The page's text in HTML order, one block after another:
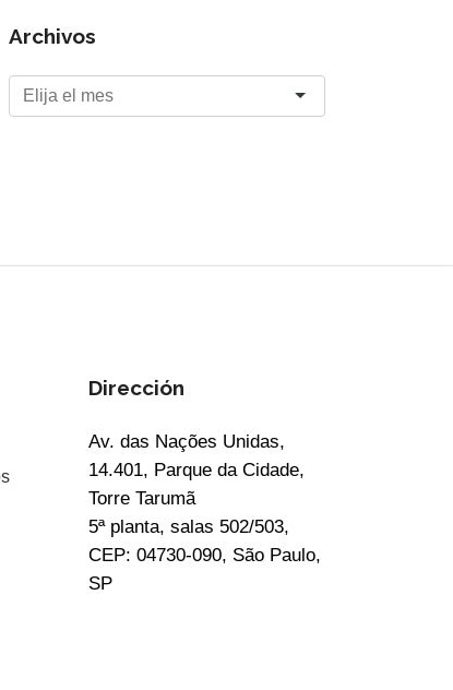
Archivos
Dirección
Av. das Nações Unidas,
14.401, Parque da Cidade,
Torre Tarumã
5ª planta, salas 502/503,
CEP: 04730-090, São Paulo,
SP